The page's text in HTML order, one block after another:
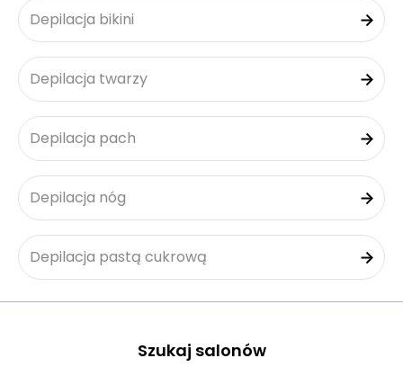
Depilacja bikini
Depilacja twarzy
Depilacja pach
Depilacja nóg
Depilacja pastą cukrową
Szukaj salonów